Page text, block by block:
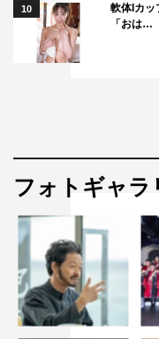
＃ババババンビ
水湊みお
10
軟体Iカッ
「おは…
フォトギャラ